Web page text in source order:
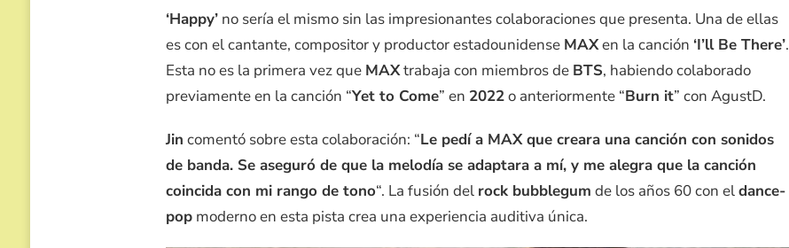
‘Happy’no sería el mismo sin las impresionantes colaboraciones que presenta. Una de ellas
es con el cantante, compositor y productor estadounidense MAXen la canción ‘I’ll Be There’.
Esta no es la primera vez que MAXtrabaja con miembros de BTS, habiendo colaborado
previamente en la canción “Yet to Come” en 2022o anteriormente “Burn it” con AgustD.
Jin comentó sobre esta colaboración: “Le pedí a MAX que creara una canción con sonidos
de banda. Se aseguró de que la melodía se adaptara a mí, y me alegra que la canción
coincida con mi rango de tono“. La fusión del rock bubblegum de los años 60 con eldance-
popmoderno en esta pista crea una experiencia auditiva única.